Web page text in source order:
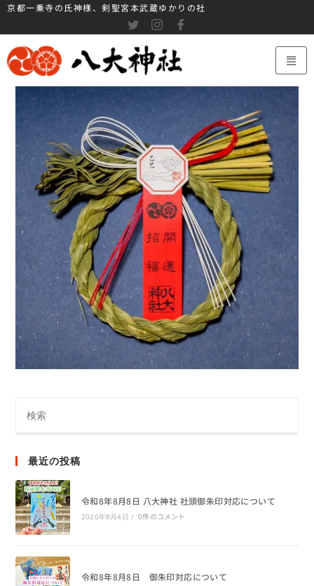
京都一乗寺の氏神様、剣聖宮本武蔵ゆかりの社
最近の投稿
令和8年8月8日 八大神社 社頭御朱印対応について
2026年8月4日 / 0件のコメント
令和8年8月8日 御朱印対応について